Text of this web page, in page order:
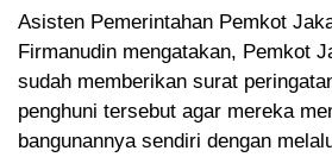
Asisten Pemerintahan Pemkot
Firmanudin mengatakan, Pemkot
sudah memberikan surat
penghuni tersebut agar mereka
bangunannya sendiri dengan